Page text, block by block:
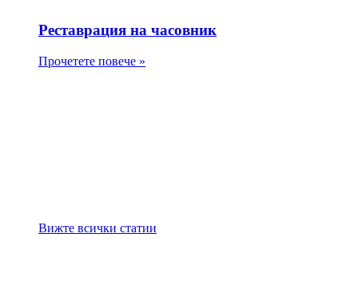
Реставрация на часовник
Прочетете повече »
Вижте всички статии